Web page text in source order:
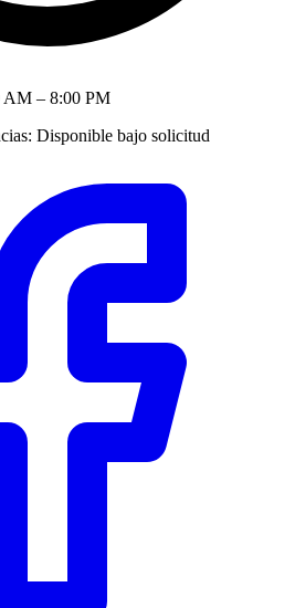
AM – 8:00 PM
: Disponible bajo solicitud